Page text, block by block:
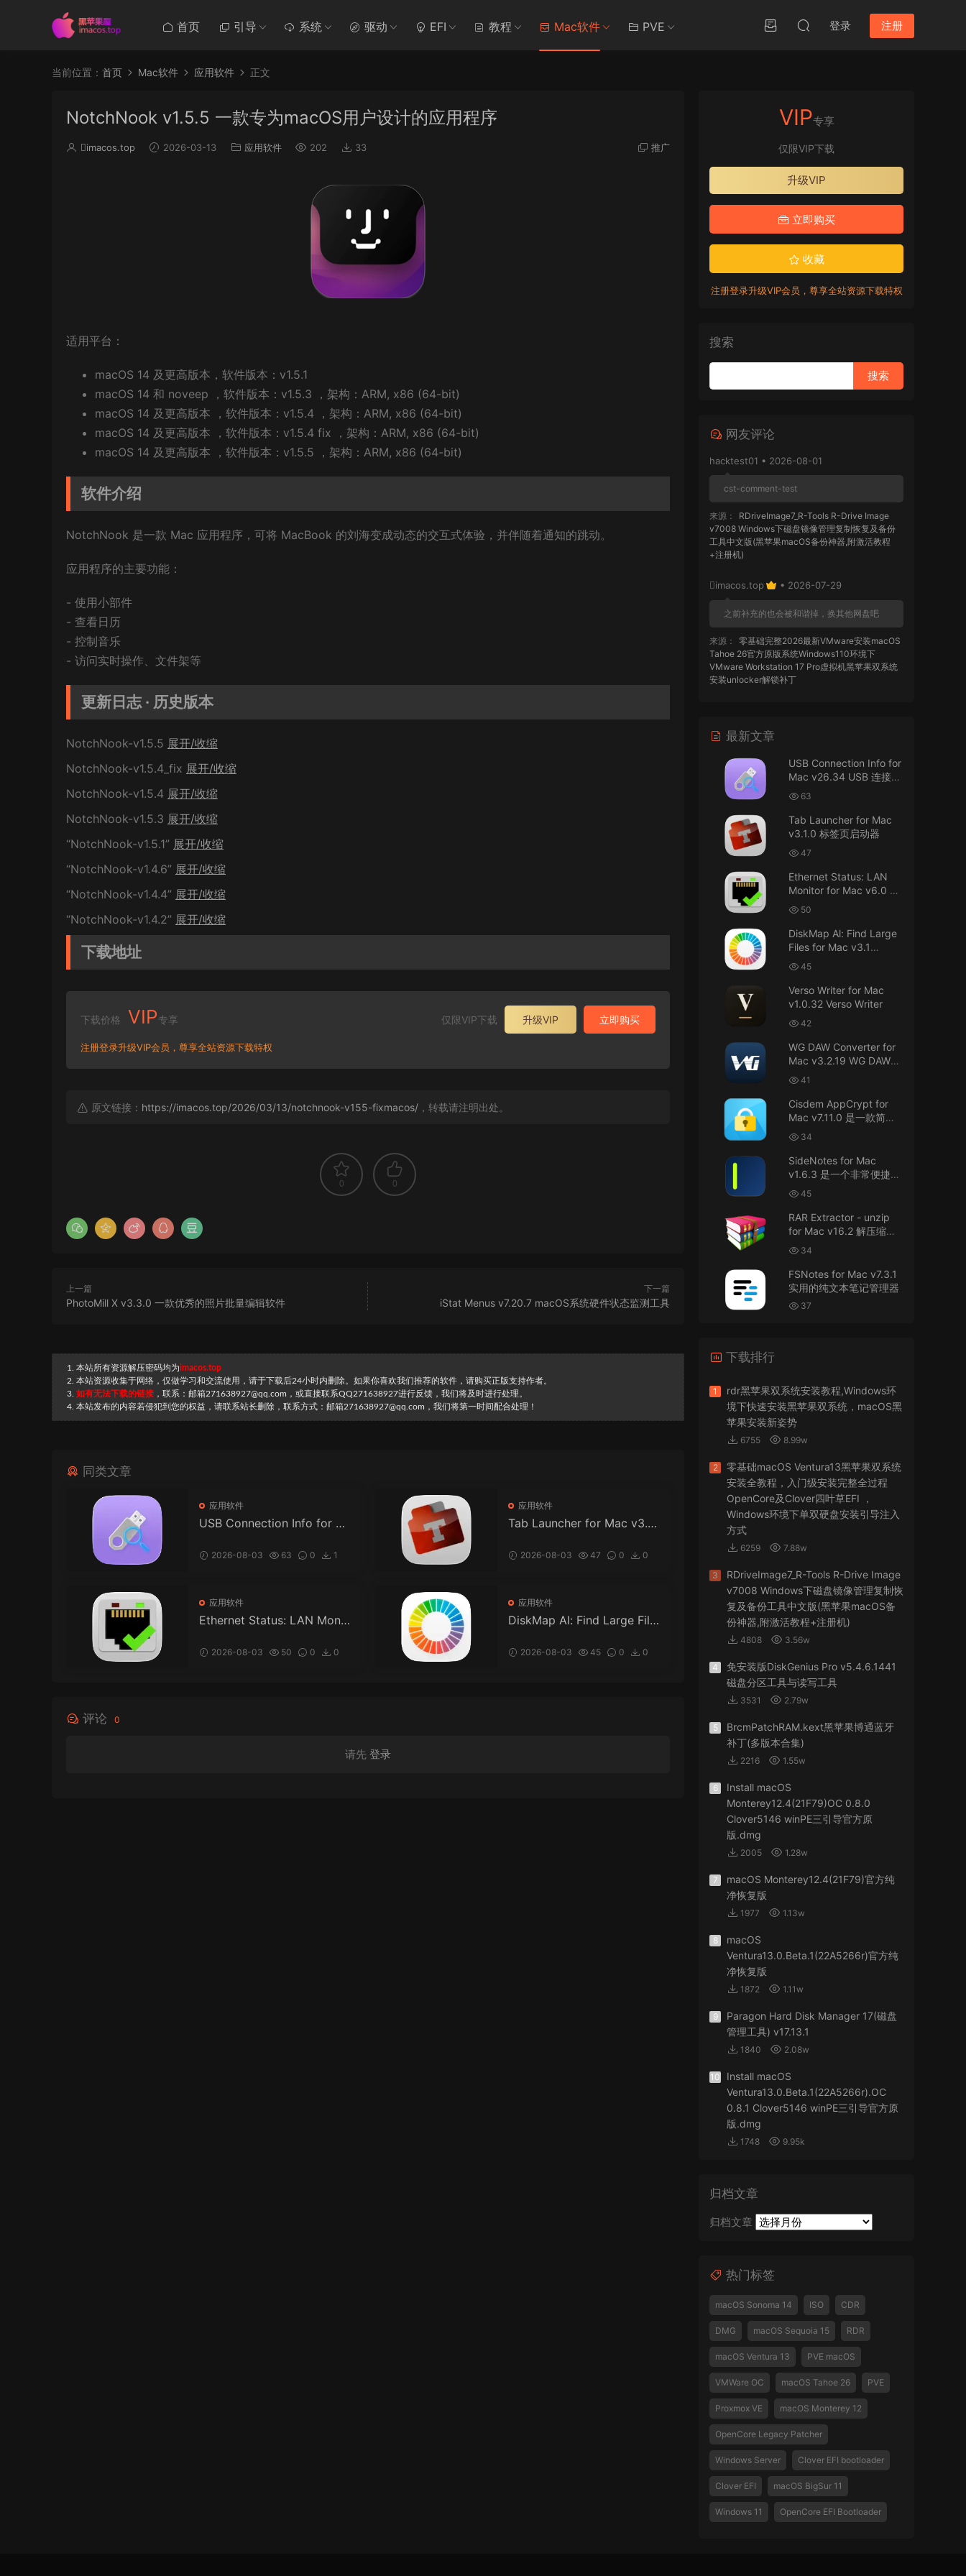
首页 引导 系统 驱动 EFI 教程 Mac软件 PVE 登录 注册
当前位置： 首页 Mac软件 应用软件 正文
NotchNook v1.5.5 一款专为macOS用户设计的应用程序
imacos.top 2026-03-13 应用软件 202 33 推广
适用平台：
macOS 14 及更高版本，软件版本：v1.5.1
macOS 14 和 noveep ，软件版本：v1.5.3 ，架构：ARM, x86 (64-bit)
macOS 14 及更高版本 ，软件版本：v1.5.4 ，架构：ARM, x86 (64-bit)
macOS 14 及更高版本 ，软件版本：v1.5.4 fix ，架构：ARM, x86 (64-bit)
macOS 14 及更高版本 ，软件版本：v1.5.5 ，架构：ARM, x86 (64-bit)
软件介绍
NotchNook 是一款 Mac 应用程序，可将 MacBook 的刘海变成动态的交互式体验，并伴随着通知的跳动。
应用程序的主要功能：
- 使用小部件
- 查看日历
- 控制音乐
- 访问实时操作、文件架等
更新日志 · 历史版本
NotchNook-v1.5.5 展开/收缩
NotchNook-v1.5.4_fix 展开/收缩
NotchNook-v1.5.4 展开/收缩
NotchNook-v1.5.3 展开/收缩
“NotchNook-v1.5.1” 展开/收缩
“NotchNook-v1.4.6” 展开/收缩
“NotchNook-v1.4.4” 展开/收缩
“NotchNook-v1.4.2” 展开/收缩
下载地址
下载价格 VIP专享 仅限VIP下载 升级VIP 立即购买
注册登录升级VIP会员，尊享全站资源下载特权
原文链接： https://imacos.top/2026/03/13/notchnook-v155-fixmacos/ ，转载请注明出处。
0 0
上一篇
PhotoMill X v3.3.0 一款优秀的照片批量编辑软件
下一篇
iStat Menus v7.20.7 macOS系统硬件状态监测工具
1. 本站所有资源解压密码均为imacos.top
2. 本站资源收集于网络，仅做学习和交流使用，请于下载后24小时内删除。如果你喜欢我们推荐的软件，请购买正版支持作者。
3. 如有无法下载的链接 ，联系：邮箱271638927@qq.com，或直接联系QQ271638927进行反馈，我们将及时进行处理。
4. 本站发布的内容若侵犯到您的权益，请联系站长删除，联系方式：邮箱271638927@qq.com，我们将第一时间配合处理！
同类文章
应用软件
USB Connection Info for M
2026-08-03 63 0 1
应用软件
Tab Launcher for Mac v3.1.
2026-08-03 47 0 0
应用软件
Ethernet Status: LAN Monit
态：LAN 监控
2026-08-03 50 0 0
应用软件
DiskMap Al: Find Large File
L：查找大文件
2026-08-03 45 0 0
评论 0
请先 登录
VIP专享
仅限VIP下载
升级VIP
立即购买
收藏
注册登录升级VIP会员，尊享全站资源下载特权
搜索
网友评论
hacktest01 • 2026-08-01
cst-comment-test
来源：
RDriveImage7_R-Tools R-Drive Image
v7008 Windows下磁盘镜像管理复制恢复及备份
工具中文版(黑苹果macOS备份神器,附激活教程
+注册机)
imacos.top • 2026-07-29
之前补充的也会被和谐掉，换其他网盘吧
来源：
零基础完整2026最新VMware安装macOS
Tahoe 26官方原版系统Windows110环境下
VMware Workstation 17 Pro虚拟机黑苹果双系统
安装unlocker解锁补丁
AIO = All In One，一站式整合完整版
来源：
DaVinci Resolve Studio 21 for Mac
v21.0.3 AIO 达芬奇世界顶级调色软件
Mac长存
接！直接从苹果公司下载。
u8562248263583923 • 2026-07-29
黑苹果已死
来源： macOS Golden Gate 27 完整安装包链
接！直接从苹果公司下载。
u6525353742092371 • 2026-07-26
来源： DaVinci Resolve Studio 21 for Mac
v21.0.3 AIO 达芬奇世界顶级调色软件
janm999 • 2026-07-23
谢谢分享~
来源： AppleIGC.kext v1.8 黑苹果2.5G有线网卡
u9121732520675862 • 2026-07-22
可以重新发送夸克的资源吗，夸克的已经失
效了
Tahoe 26官方原版系统Windows110环境下
VMware Workstation 17 Pro虚拟机黑苹果双系统
安装unlocker解锁补丁
怎么安装？
来源： PDFify for Mac v5.0 专业的PDF处理软件
imacos.top • 2026-07-19
来源： Adobe Photoshop 2026 for Mac v27.8.0
专业的图片处理软件
最新文章
USB Connection Info for
Mac v26.34 USB 连接信
息 63
Tab Launcher for Mac
v3.1.0 标签页启动器
47
Ethernet Status: LAN
Monitor for Mac v6.0 以
太网状态：LAN 监控
50
DiskMap Al: Find Large
Files for Mac v3.1
DiskMap AL：查找大文
件
45
Verso Writer for Mac
v1.0.32 Verso Writer
42
WG DAW Converter for
Mac v3.2.19 WG DAW转
换器
41
Cisdem AppCrypt for
Mac v7.11.0 是一款简单
好用的Mac应用加密软件
34
SideNotes for Mac
v1.6.3 是一个非常便捷的
笔记软件
45
RAR Extractor - unzip
for Mac v16.2 解压缩工
具 34
FSNotes for Mac v7.3.1
实用的纯文本笔记管理器
37
下载排行
1
rdr黑苹果双系统安装教程,Windows环
境下快速安装黑苹果双系统，macOS黑
苹果安装新姿势
6755 8.99w
2
零基础macOS Ventura13黑苹果双系统
安装全教程，入门级安装完整全过程
OpenCore及Clover四叶草EFI ，
Windows环境下单双硬盘安装引导注入
方式
6259 7.88w
3
RDriveImage7_R-Tools R-Drive Image
v7008 Windows下磁盘镜像管理复制恢
复及备份工具中文版(黑苹果macOS备
份神器,附激活教程+注册机)
4808 3.56w
4
免安装版DiskGenius Pro v5.4.6.1441
磁盘分区工具与读写工具
3531 2.79w
5
BrcmPatchRAM.kext黑苹果博通蓝牙
补丁(多版本合集)
2216 1.55w
6
Install macOS
Monterey12.4(21F79)OC 0.8.0
Clover5146 winPE三引导官方原
版.dmg
2005 1.28w
7
macOS Monterey12.4(21F79)官方纯
净恢复版
1977 1.13w
8
macOS
Ventura13.0.Beta.1(22A5266r)官方纯
净恢复版
1872 1.11w
9
Paragon Hard Disk Manager 17(磁盘
管理工具) v17.13.1
1840 2.08w
10
Install macOS
Ventura13.0.Beta.1(22A5266r).OC
0.8.1 Clover5146 winPE三引导官方原
版.dmg
1748 9.95k
归档文章
归档文章
热门标签
macOS Sonoma 14 ISO CDR
DMG macOS Sequoia 15 RDR
macOS Ventura 13 PVE macOS
VMWare OC macOS Tahoe 26 PVE
Proxmox VE macOS Monterey 12
OpenCore Legacy Patcher
Windows Server Clover EFI bootloader
Clover EFI macOS BigSur 11
Windows 11 OpenCore EFI Bootloader